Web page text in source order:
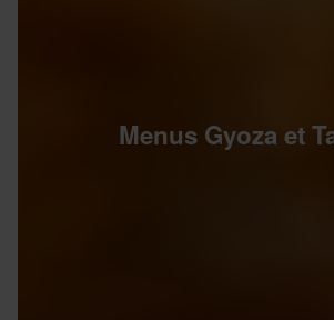
Menus Gyoza et